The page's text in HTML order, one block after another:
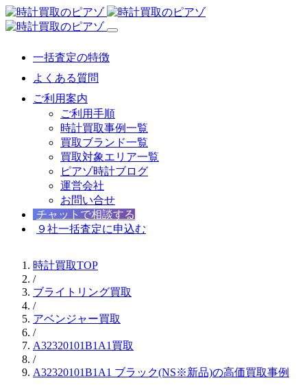
一括査定の特徴
よくある質問
ご利用案内
ご利用手順
時計買取事例一覧
買取ブランド一覧
買取対象エリア一覧
ピアゾ時計ブログ
運営会社
お問い合せ
チャットで相談する
９社一括査定に申込む
時計買取TOP
/
ブライトリング買取
/
アベンジャー買取
/
A32320101B1A1買取
/
A32320101B1A1 ブラック(NS※新品)の高価買取事例